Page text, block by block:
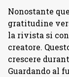
Nonostante
gratitudine
la rivista si
creatore.
crescere
Guardando al